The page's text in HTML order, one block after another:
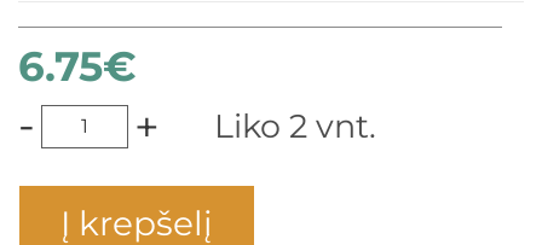
6.75€
- + Liko 2 vnt.
Į krepšelį